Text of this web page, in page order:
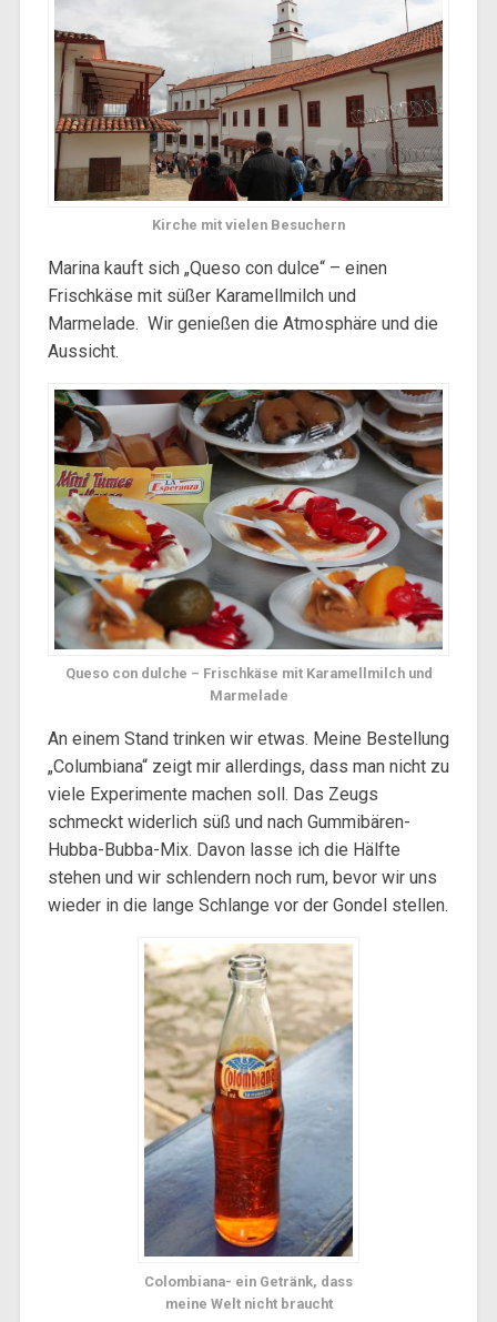
Kirche mit vielen Besuchern
Marina kauft sich „Queso con dulce“ – einen
Frischkäse mit süßer Karamellmilch und
Marmelade. Wir genießen die Atmosphäre und die
Aussicht.
Queso con dulche – Frischkäse mit Karamellmilch und
Marmelade
An einem Stand trinken wir etwas. Meine Bestellung
„Columbiana“ zeigt mir allerdings, dass man nicht zu
viele Experimente machen soll. Das Zeugs
schmeckt widerlich süß und nach Gummibären-
Hubba-Bubba-Mix. Davon lasse ich die Hälfte
stehen und wir schlendern noch rum, bevor wir uns
wieder in die lange Schlange vor der Gondel stellen.
Colombiana- ein Getränk, dass
meine Welt nicht braucht